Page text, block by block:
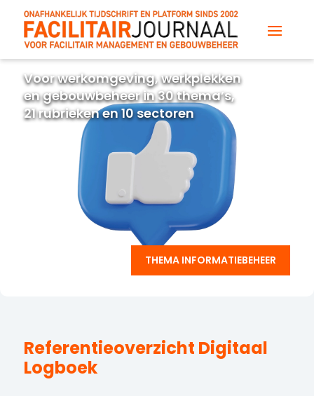
Voor werkomgeving, werkplekken
en gebouwbeheer in 30 thema’s,
21 rubrieken en 10 sectoren
THEMA INFORMATIEBEHEER
Referentieoverzicht Digitaal
Logboek